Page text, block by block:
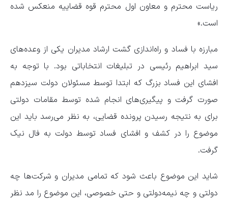
ریاست محترم و معاون اول محترم قوه قضاییه منعکس شده
است.»
مبارزه با فساد و راه‌اندازی گشت ارشاد مدیران یکی از وعده‌های
سید ابراهیم رئیسی در تبلیغات انتخاباتی بود. با توجه به
افشای این فساد بزرگ که ابتدا توسط مسئولان دولت سیزدهم
صورت گرفت و پیگیری‌های انجام شده توسط مقامات دولتی
برای به نتیجه رسیدن پرونده قضایی، به نظر می‌رسد باید این
موضوع را در کشف و افشای فساد توسط دولت به فال نیک
گرفت.
شاید این موضوع باعث شود که تمامی مدیران و شرکت‌ها چه
دولتی و چه نیمه‌دولتی و حتی خصوصی، این موضوع را مد نظر